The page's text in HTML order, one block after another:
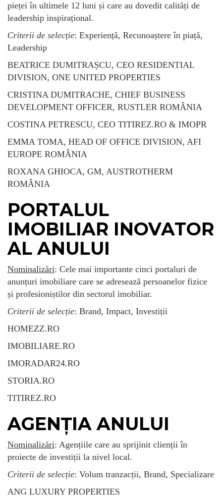
pieței în ultimele 12 luni și care au dovedit calități de
leadership inspirațional.
Criterii de selecție: Experiență, Recunoaștere în piață,
Leadership
BEATRICE DUMITRAȘCU, CEO RESIDENTIAL
DIVISION, ONE UNITED PROPERTIES
CRISTINA DUMITRACHE, CHIEF BUSINESS
DEVELOPMENT OFFICER, RUSTLER ROMÂNIA
COSTINA PETRESCU, CEO TITIREZ.RO & IMOPR
EMMA TOMA, HEAD OF OFFICE DIVISION, AFI
EUROPE ROMÂNIA
ROXANA GHIOCA, GM, AUSTROTHERM
ROMÂNIA
PORTALUL
IMOBILIAR INOVATOR
AL ANULUI
Nominalizări: Cele mai importante cinci portaluri de
anunțuri imobiliare care se adresează persoanelor fizice
și profesioniștilor din sectorul imobiliar.
Criterii de selecție: Brand, Impact, Investiții
HOMEZZ.RO
IMOBILIARE.RO
IMORADAR24.RO
STORIA.RO
TITIREZ.RO
AGENȚIA ANULUI
Nominalizări: Agențiile care au sprijinit clienții în
proiecte de investiții la nivel local.
Criterii de selecție: Volum tranzacții, Brand, Specializare
ANG LUXURY PROPERTIES